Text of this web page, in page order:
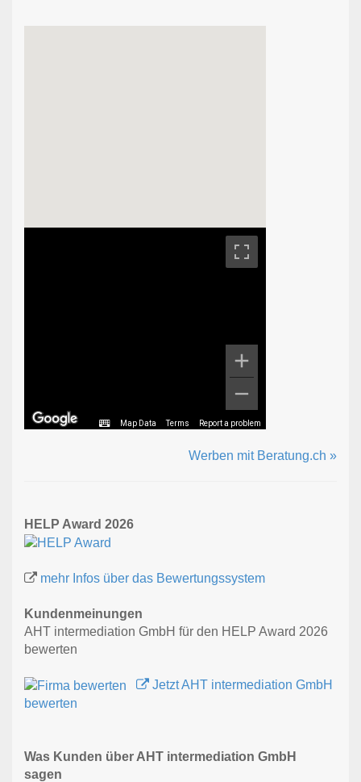
Map Data Terms Report a problem
Werben mit Beratung.ch »
HELP Award 2026
mehr Infos über das Bewertungssystem
Kundenmeinungen
AHT intermediation GmbH für den HELP Award 2026
bewerten
Jetzt AHT intermediation GmbH
bewerten
Was Kunden über AHT intermediation GmbH
sagen